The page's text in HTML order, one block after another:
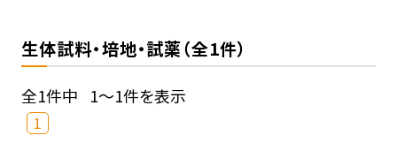
生体試料・培地・試薬（全1件）
全1件中 1～1件を表示
1